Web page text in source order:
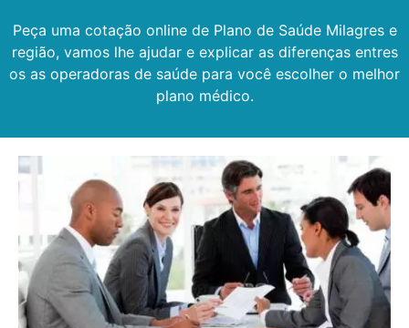
Peça uma cotação online de Plano de Saúde Milagres e
região, vamos lhe ajudar e explicar as diferenças entres
os as operadoras de saúde para você escolher o melhor
plano médico.